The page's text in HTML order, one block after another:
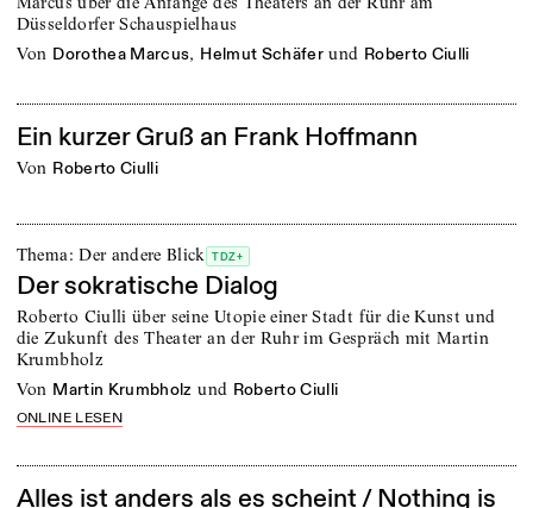
Düsseldorfer Schauspielhaus
von Dorothea Marcus, Helmut Schäfer und Roberto Ciulli
Ein kurzer Gruß an Frank Hoffmann
von Roberto Ciulli
Thema: Der andere Blick TDZ+
Der sokratische Dialog
Roberto Ciulli über seine Utopie einer Stadt für die Kunst und
die Zukunft des Theater an der Ruhr im Gespräch mit Martin
Krumbholz
von Martin Krumbholz und Roberto Ciulli
ONLINE LESEN
Alles ist anders als es scheint / Nothing is